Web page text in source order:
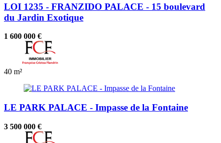
LOI 1235 - FRANZIDO PALACE - 15 boulevard
du Jardin Exotique
1 600 000 €
40 m²
LE PARK PALACE - Impasse de la Fontaine
3 500 000 €